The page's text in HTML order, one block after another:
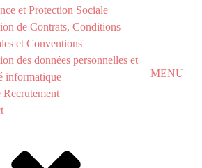
et Protection Sociale
de Contrats, Conditions
et Conventions
des données personnelles et
informatique
Recrutement
MENU